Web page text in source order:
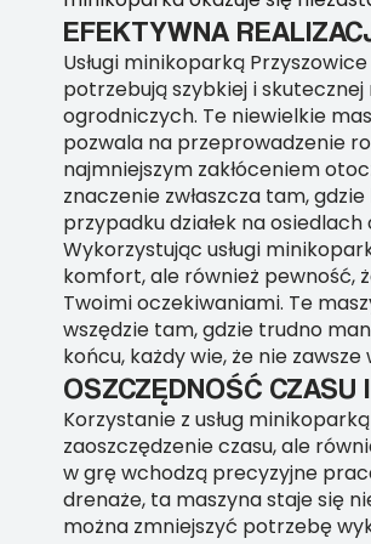
EFEKTYWNA
Usługi minikoparką
potrzebują szybkiej i
ogrodniczych. Te niewielkie
pozwala na przeprowadzenie
najmniejszym zakłóceniem
znaczenie zwłaszcza tam,
przypadku działek na
Wykorzystując usługi
komfort, ale również pewność,
Twoimi oczekiwaniami. Te
wszędzie tam, gdzie trudno
końcu, każdy wie, że nie
OSZCZĘDNOŚĆ CZASU
Korzystanie z usług
zaoszczędzenie czasu, ale
w grę wchodzą precyzyjne
drenaże, ta maszyna staje się
można zmniejszyć potrzebę